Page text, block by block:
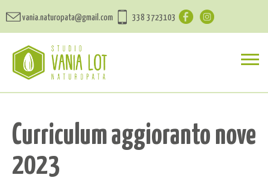
vania.naturopata@gmail.com 338 3723103
Curriculum aggioranto nove
2023